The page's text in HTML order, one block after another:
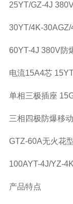
25YT/GZ-4J
30YT/4K-
60YT-4J 380V防
电流15A4芯
单相三极插座
三相四极防爆移
GTZ-60A无火花
100AYT-4J/YZ-
产品特点